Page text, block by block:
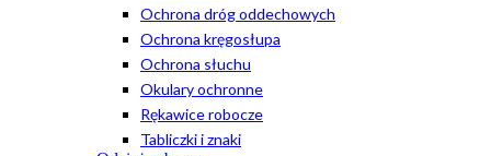
Ochrona dróg oddechowych
Ochrona kręgosłupa
Ochrona słuchu
Okulary ochronne
Rękawice robocze
Tabliczki i znaki